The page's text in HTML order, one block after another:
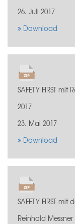
26. Juli 2017
Download
SAFETY FIRST
2017
23. Mai 2017
Download
SAFETY FIRST
Reinhold